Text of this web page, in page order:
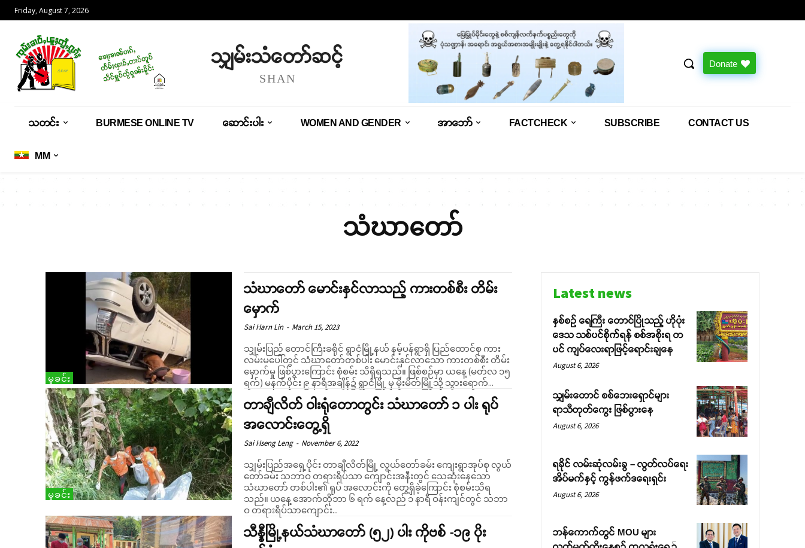
Friday, August 7, 2026
သျှမ်းသံတော်ဆင့်
SHAN
Donate
သတင်း BURMESE ONLINE TV ဆောင်းပါး WOMEN AND GENDER အာဘော် FACTCHECK SUBSCRIBE CONTACT US
MM
သံဃာတော်
မှုခင်း
သံဃာတော် မောင်းနှင်လာသည့် ကားတစ်စီး တိမ်း
မှောက်
Sai Harn Lin - March 15, 2023
သျှမ်းပြည် တောင်ကြီးခရိုင် ရွာငံမြို့နယ် နမ့်ပန်ရွာရှိ ပြည်ထောင်စု ကား
လမ်းမပေါ်တွင် သံဃာတော်တစ်ပါး မောင်းနှင်လာသော ကားတစ်စီး တိမ်း
မှောက်မှု ဖြစ်ပွားကြောင်း စုံစမ်း သိရှိရသည်။ ဖြစ်စဉ်မှာ ယနေ့ (မတ်လ ၁၅
ရက်) မနက်ပိုင်း ၉ နာရီအချိန်၌ ရွာငံမြို့ မှ မိုးမိတ်မြို့သို့ သွားရောက်...
မှုခင်း
တာချီလိတ် ဝါးရုံတောတွင်း သံဃာတော် ၁ ပါး ရုပ်
အလောင်းတွေ့ရှိ
Sai Hseng Leng - November 6, 2022
သျှမ်းပြည်အရှေ့ပိုင်း တာချီလိတ်မြို့ လွယ်တော်ခမ်း ကျေးရွာအုပ်စု လွယ်
တော်ခမ်း သဘာဝ တရားရိပ်သာ ကျောင်းအနီးတွင် သေဆုံးနေသော
သံဃာတော် တစ်ပါး၏ ရုပ် အလောင်းကို တွေ့ရှိခဲ့ကြောင်း စုံစမ်းသိရ
သည်။ ယနေ့ အောက်တိုဘာ ၆ ရက် နေ့လည် ၁ နာရီ ဝန်းကျင်တွင် သဘာ
ဝ ဝာရားရိပ်သာကျောင်း...
သီန္နီမြို့နယ်သံဃာတော် (၅၂) ပါး ကိုဗစ် -၁၉ ပိုး
Latest news
နှစ်စဉ် ရေကြီး တောင်ပြိုသည့် ဟိုပုံး
ဒေသ သစ်ပင်စိုက်ရန် စစ်အစိုးရ တ
ပင် ကျပ်လေးရာဖြင့်ရောင်းချနေ
August 6, 2026
သျှမ်းတောင် စစ်ဘေးရှောင်များ
ရာသီတုတ်ကွေး ဖြစ်ပွားနေ
August 6, 2026
ရခိုင် လမ်းဆုံလမ်းခွ – လွတ်လပ်ရေး
အိပ်မက်နှင့် ကွန်ဖက်ဒရေးရှင်း
August 6, 2026
ဘန်ကောက်တွင် MOU များ